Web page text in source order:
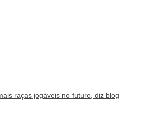
raças jogáveis no futuro, diz blog